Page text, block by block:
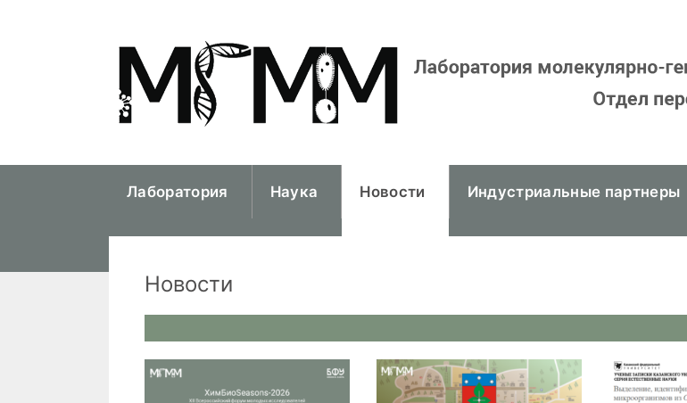
Лаборатория Наука Новости Индустриальные партнеры
Новости